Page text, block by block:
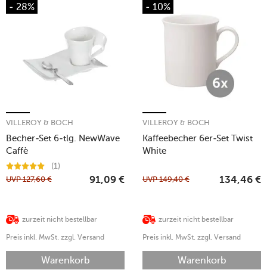
- 28%
Becher-Set 6-tlg. NewWave
Caffè
VILLEROY & BOCH
(1)
zurzeit nicht bestellbar
UVP127,60 € 91,09 €
Preis inkl. MwSt. zzgl. Versand
Warenkorb
- 10%
Kaffeebecher 6er-Set Twist
White
VILLEROY & BOCH
zurzeit nicht bestellbar
UVP149,40 € 134,46 €
Preis inkl. MwSt. zzgl. Versand
Warenkorb